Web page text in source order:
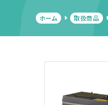
ホーム 取扱商品